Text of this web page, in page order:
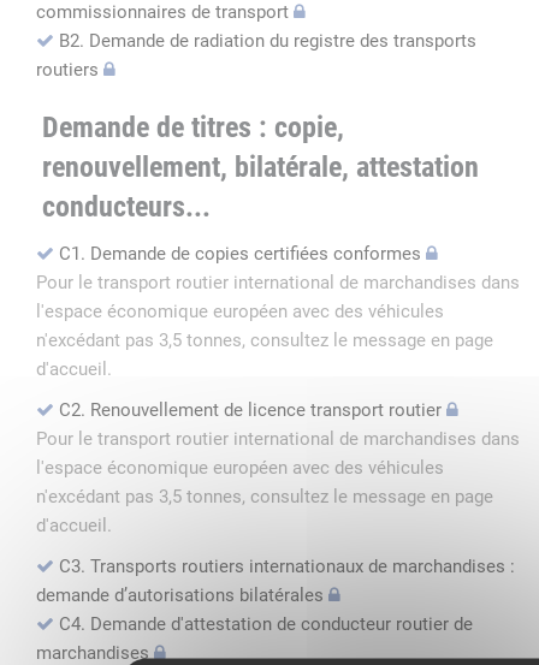
commissionnaires de transport
B2. Demande de radiation du registre des transports
routiers
Demande de titres : copie,
renouvellement, bilatérale, attestation
conducteurs...
C1. Demande de copies certifiées conformes
Pour le transport routier international de marchandises dans
l'espace économique européen avec des véhicules
n'excédant pas 3,5 tonnes, consultez le message en page
d'accueil.
C2. Renouvellement de licence transport routier
Pour le transport routier international de marchandises dans
l'espace économique européen avec des véhicules
n'excédant pas 3,5 tonnes, consultez le message en page
d'accueil.
C3. Transports routiers internationaux de marchandises :
demande d’autorisations bilatérales
C4. Demande d'attestation de conducteur routier de
marchandises